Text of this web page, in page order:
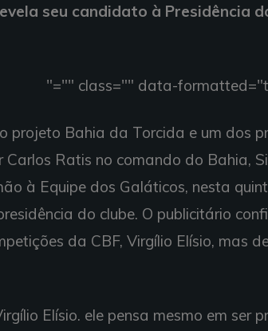
seu candidato à Presidência
"="" class="" data-
projeto Bahia da Torcida e um dos
Carlos Ratis no comando do Bahia,
à Equipe dos Galáticos, nesta
do clube. O publicitário
da CBF, Virgílio Elísio, mas
Elísio. ele pensa mesmo em ser